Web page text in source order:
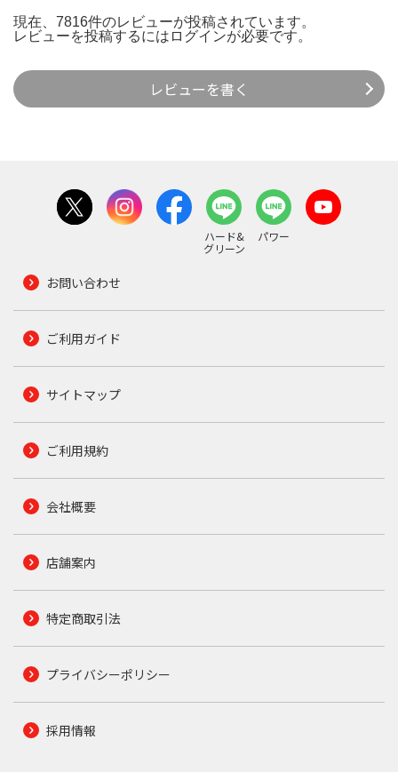
現在、7816件のレビューが投稿されています。
レビューを投稿するには ログインが必要です。
レビューを書く
ハード&
グリーン
パワー
お問い合わせ
ご利用ガイド
サイトマップ
ご利用規約
会社概要
店舗案内
特定商取引法
プライバシーポリシー
採用情報